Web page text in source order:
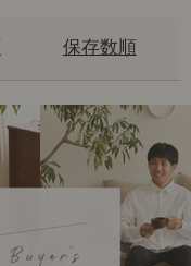
保存数順